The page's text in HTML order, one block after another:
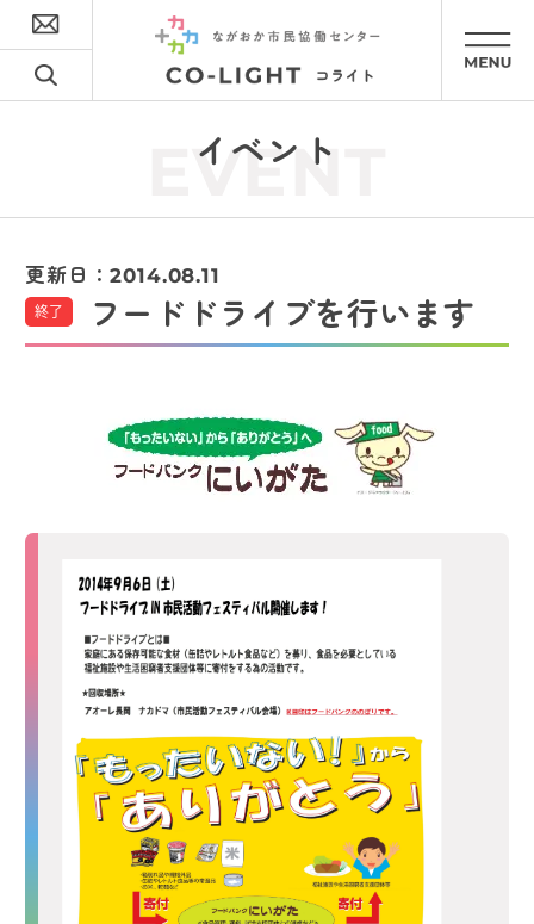
イベント
EVENT
更新日：2014.08.11
終了 フードドライブを行います